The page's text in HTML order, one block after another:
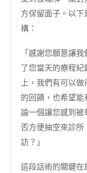
方保留面子。以
構：
「感謝您願意讓
了您當天的療程
上，我們有可以
的回饋，也希望
論一個讓您感到
否方便抽空來診
訪？」
這段話術的關鍵